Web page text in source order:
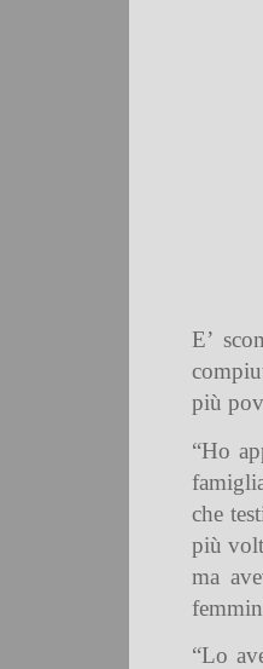
E’
più
“Ho
che
più
ma
“Lo